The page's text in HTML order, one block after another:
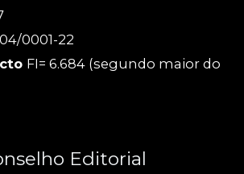
0001-22
FI= 6.684 (segundo maior do
Editorial